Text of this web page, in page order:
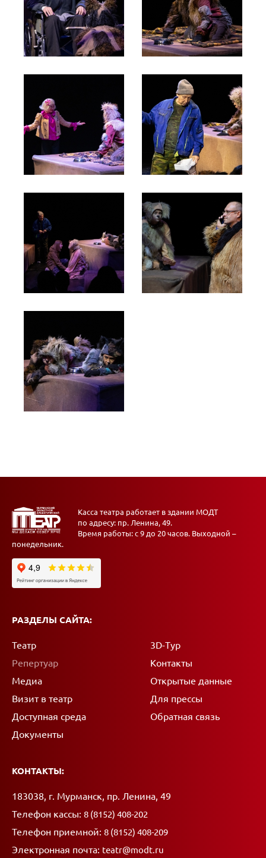
Касса театра работает в здании МОДТ
по адресу: пр. Ленина, 49.
Время работы: с 9 до 20 часов. Выходной –
понедельник.
РАЗДЕЛЫ САЙТА:
Театр
Репертуар
Медиа
Визит в театр
Доступная среда
Документы
3D-Тур
Контакты
Открытые данные
Для прессы
Обратная связь
КОНТАКТЫ:
Адрес:
183038, г. Мурманск, пр. Ленина, 49
Телефон кассы: 8 (8152) 408-202
Телефон приемной: 8 (8152) 408-209
Электронная почта: teatr@modt.ru